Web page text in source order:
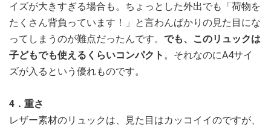
イズが大きすぎる場合も。ちょっとした外出でも「荷物を
たくさん背負っています！」と言わんばかりの見た目にな
ってしまうのが難点だったんです。 でも、このリュックは
子どもでも使えるくらいコンパクト 。それなのにA4サイ
ズが入るという優れものです。
4．重さ
レザー素材のリュックは、見た目はカッコイイのですが、